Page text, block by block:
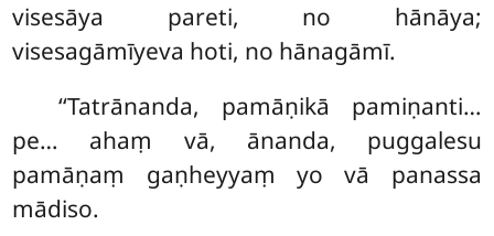
visesāya pareti, no hānāya;
visesagāmīyeva hoti, no hānagāmī.
‘‘Tatrānanda, pamāṇikā pamiṇanti…
pe… ahaṃ vā, ānanda, puggalesu
pamāṇaṃ gaṇheyyaṃ yo vā panassa
mādiso.